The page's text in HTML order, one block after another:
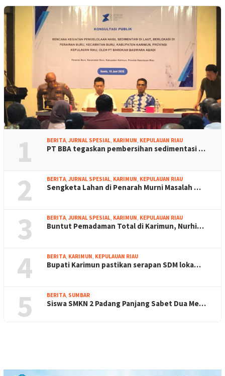
1 BERITA JURNAL SPESIAL KARIMUN KEPULAUAN RIAU
PT BBA tegaskan pembersihan sedimentasi …
2 BERITA JURNAL SPESIAL KARIMUN KEPULAUAN RIAU
Sengketa Lahan di Penarah Murni Masalah …
3 BERITA JURNAL SPESIAL KARIMUN KEPULAUAN RIAU
Buntut Pemadaman Total di Karimun, Nurhi…
4 BERITA KARIMUN KEPULAUAN RIAU
Bupati Karimun pastikan serapan SDM loka…
5 BERITA SUMBAR
Siswa SMKN 2 Padang Panjang Sabet Dua Me…